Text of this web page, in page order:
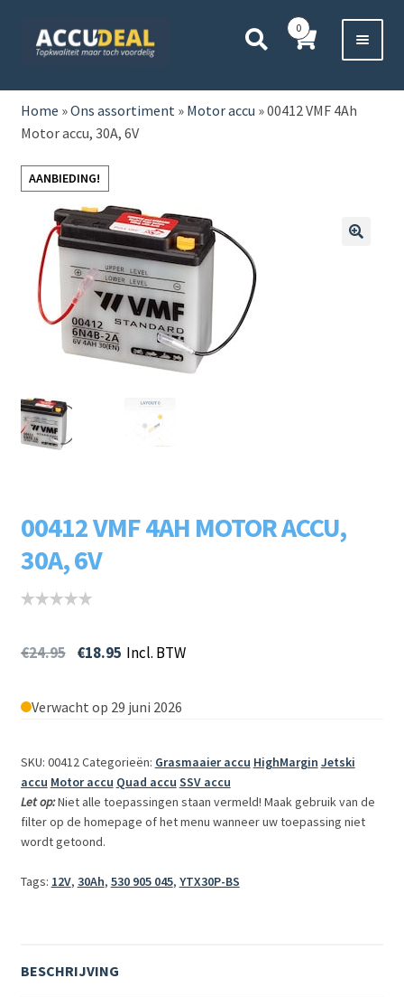
door
naar
direct
naar
HOME
AUTO
BOOT
MOTOR
CAMPER
VRACHTWAGEN
LADERS & ACCESSOIRES
SOORTEN
Home »Ons assortiment» Motor accu »00412 VMF 4Ah
Motor accu, 30A, 6V
AANBIEDING!
00412 VMF 4AH MOTOR ACCU,
30A, 6V
€24.95 €18.95 Incl. BTW
Verwacht op 29 juni 2026
SKU: 00412Categorieën: Grasmaaier accu HighMargin Jetski
accu Motor accu Quad accu SSV accu
Let op:Niet alle toepassingen staan vermeld! Maak gebruik van de
filter op de homepage of het menu wanneer uw toepassing niet
wordt getoond.
Tags: 12V, 30Ah, 530 905 045, YTX30P-BS
BESCHRIJVING
0